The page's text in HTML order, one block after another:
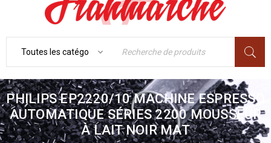
PHILIPS EP2220/10 MACHINE ESPRESSO
AUTOMATIQUE SÉRIES 2200 MOUSSEUR
À LAIT NOIR MAT